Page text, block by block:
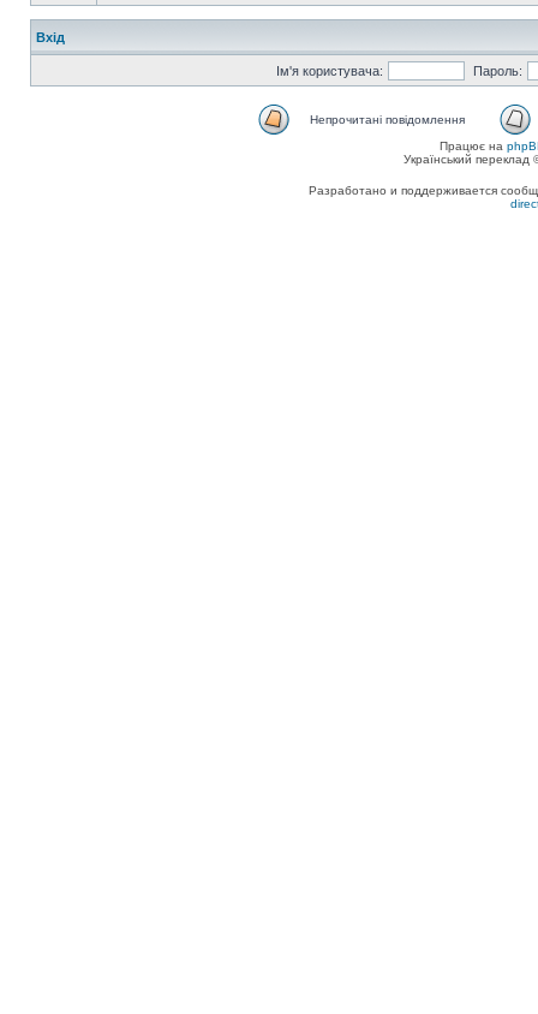
Вхід
Ім'я користувача: Пароль:
Непрочитані повідомлення
Працює на
Український
Разработано и поддерживается